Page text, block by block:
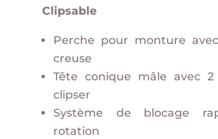
Clipsable
Perche pour monture
creuse
Tête conique mâle avec
clipser
Système de blocage
rotation